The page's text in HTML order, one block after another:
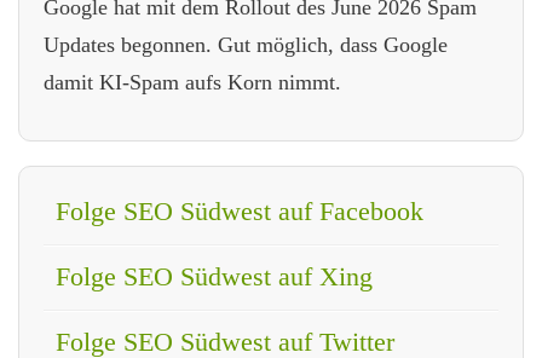
Google hat mit dem Rollout des June 2026 Spam
Updates begonnen. Gut möglich, dass Google
damit KI-Spam aufs Korn nimmt.
Folge SEO Südwest auf Facebook
Folge SEO Südwest auf Xing
Folge SEO Südwest auf Twitter